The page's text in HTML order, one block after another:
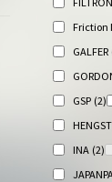
Friction
GALFER
GSP (2)
INA (2)